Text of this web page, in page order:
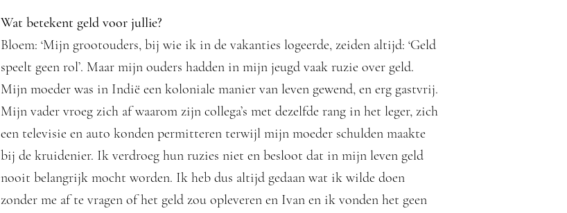
Wat betekent geld voor jullie?
Bloem: ‘Mijn grootouders, bij wie ik in de vakanties logeerde, zeiden altijd: ‘Geld
speelt geen rol’. Maar mijn ouders hadden in mijn jeugd vaak ruzie over geld.
Mijn moeder was in Indië een koloniale manier van leven gewend, en erg gastvrij.
Mijn vader vroeg zich af waarom zijn collega’s met dezelfde rang in het leger, zich
een televisie en auto konden permitteren terwijl mijn moeder schulden maakte
bij de kruidenier. Ik verdroeg hun ruzies niet en besloot dat in mijn leven geld
nooit belangrijk mocht worden. Ik heb dus altijd gedaan wat ik wilde doen
zonder me af te vragen of het geld zou opleveren en Ivan en ik vonden het geen